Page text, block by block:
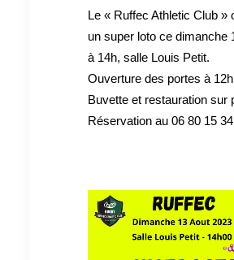
Le « Ruffec Athletic Club »
un super loto ce dimanche
à 14h, salle Louis Petit.
Ouverture des portes à
Buvette et restauration sur
Réservation au 06 80 15